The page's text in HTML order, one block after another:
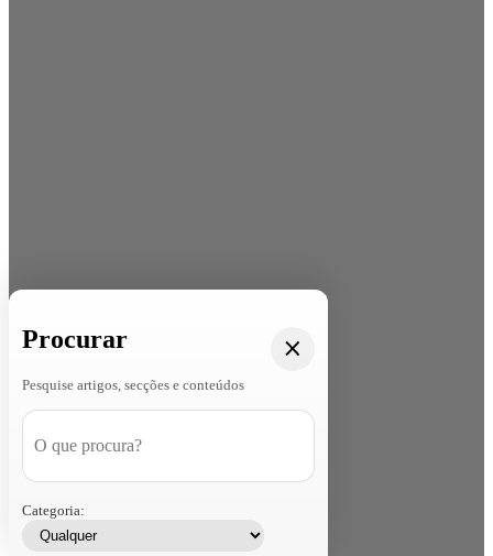
Procurar
Pesquise artigos, secções e conteúdos
Categoria: